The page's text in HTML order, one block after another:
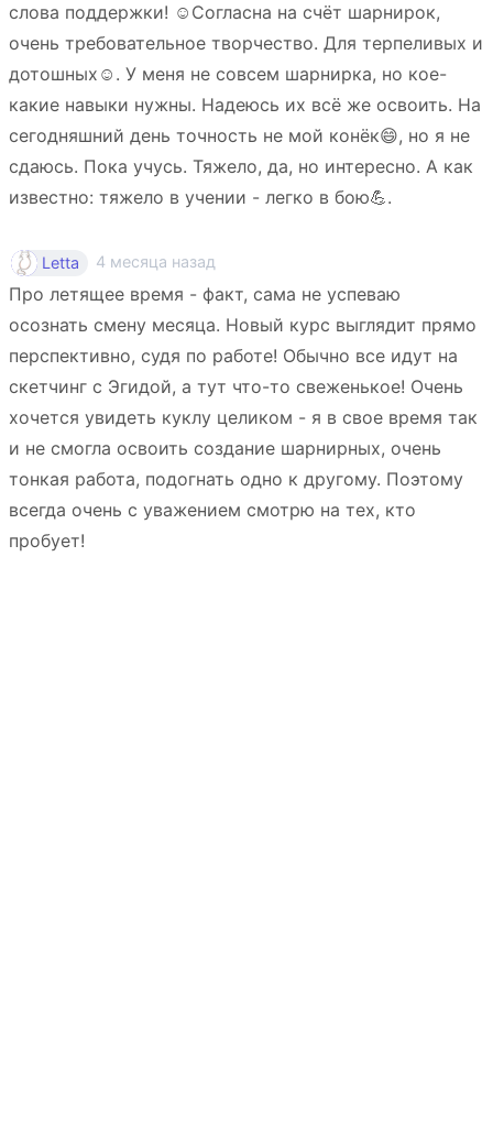
слова поддержки! ☺Согласна на счёт шарнирок,
очень требовательное творчество. Для терпеливых и
дотошных☺. У меня не совсем шарнирка, но кое-
какие навыки нужны. Надеюсь их всё же освоить. На
сегодняшний день точность не мой конëк😄, но я не
сдаюсь. Пока учусь. Тяжело, да, но интересно. А как
известно: тяжело в учении - легко в бою💪.
Letta 4 месяца назад
Про летящее время - факт, сама не успеваю
осознать смену месяца. Новый курс выглядит прямо
перспективно, судя по работе! Обычно все идут на
скетчинг с Эгидой, а тут что-то свеженькое! Очень
хочется увидеть куклу целиком - я в свое время так
и не смогла освоить создание шарнирных, очень
тонкая работа, подогнать одно к другому. Поэтому
всегда очень с уважением смотрю на тех, кто
пробует!